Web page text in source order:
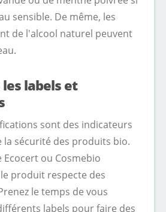
sensible. De même, les
de l'alcool naturel peuvent
labels et
sont des indicateurs
la sécurité des produits bio.
Ecocert ou Cosmebio
produit respecte des
le temps de vous
labels pour faire des